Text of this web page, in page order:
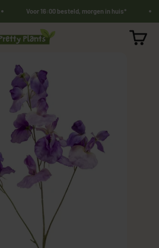
Voor 16:00 besteld, morgen in huis*
PrettyPlants.nl